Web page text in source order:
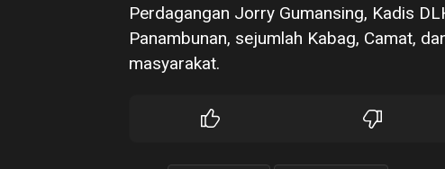
Perdagangan Jorry Gumansing, Kadis
Panambunan, sejumlah Kabag, Camat,
masyarakat.